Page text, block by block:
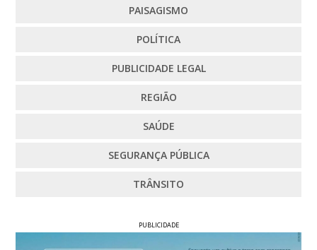
PAISAGISMO
POLÍTICA
PUBLICIDADE LEGAL
REGIÃO
SAÚDE
SEGURANÇA PÚBLICA
TRÂNSITO
PUBLICIDADE